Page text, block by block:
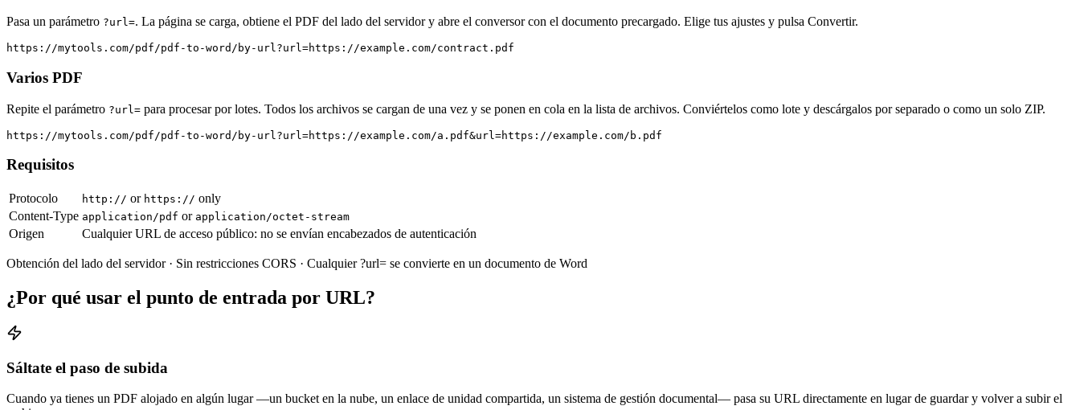
Pasa un parámetro ?url=. La página se carga, obtiene el PDF del lado del servidor y abre el conversor con el documento precargado. Elige tus ajustes y pulsa Convertir.
https://mytools.com/pdf/pdf-to-word/by-url?url=https://example.com/contract.pdf
Varios PDF
Repite el parámetro ?url= para procesar por lotes. Todos los archivos se cargan de una vez y se ponen en cola en la lista de archivos. Conviértelos como lote y descárgalos por separado o como un solo ZIP.
https://mytools.com/pdf/pdf-to-word/by-url?url=https://example.com/a.pdf&url=https://example.com/b.pdf
Requisitos
Protocolo http:// or https:// only
Content-Type application/pdf or application/octet-stream
Origen Cualquier URL de acceso público: no se envían encabezados de autenticación
Obtención del lado del servidor · Sin restricciones CORS · Cualquier ?url= se convierte en un documento de Word
¿Por qué usar el punto de entrada por URL?
Sáltate el paso de subida
Cuando ya tienes un PDF alojado en algún lugar —un bucket en la nube, un enlace de unidad compartida, un sistema de gestión documental— pasa su URL directamente en lugar de guardar y volver a subir el